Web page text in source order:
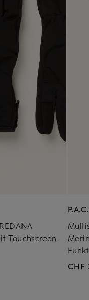
Touchscreen-
P.A.C.
CHF